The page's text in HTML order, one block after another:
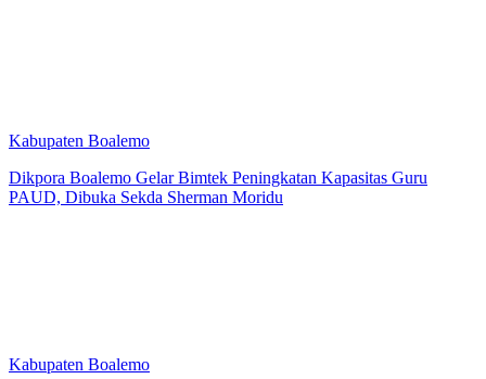
Kabupaten Boalemo
Dikpora Boalemo Gelar Bimtek Peningkatan Kapasitas Guru
PAUD, Dibuka Sekda Sherman Moridu
Kabupaten Boalemo